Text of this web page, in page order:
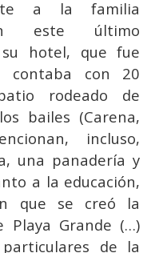
a la familia
este último
hotel, que fue
contaba con 20
rodeado de
bailes (Carena,
incluso,
una panadería y
a la educación,
que se creó la
Playa Grande (…)
de la